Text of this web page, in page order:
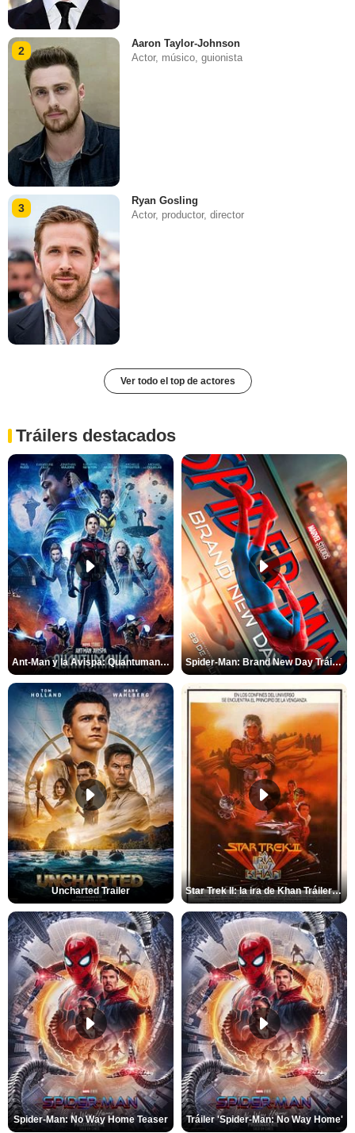
2
Aaron Taylor-Johnson
Actor, músico, guionista
3
Ryan Gosling
Actor, productor, director
Ver todo el top de actores
Tráilers destacados
Ant-Man y la Avispa: Quantumanía Tráiler (2) Spider-Man: Brand New Day Tráiler (3)
Uncharted Trailer Star Trek II: la ira de Khan Tráiler VO
Spider-Man: No Way Home Teaser Tráiler 'Spider-Man: No Way Home'